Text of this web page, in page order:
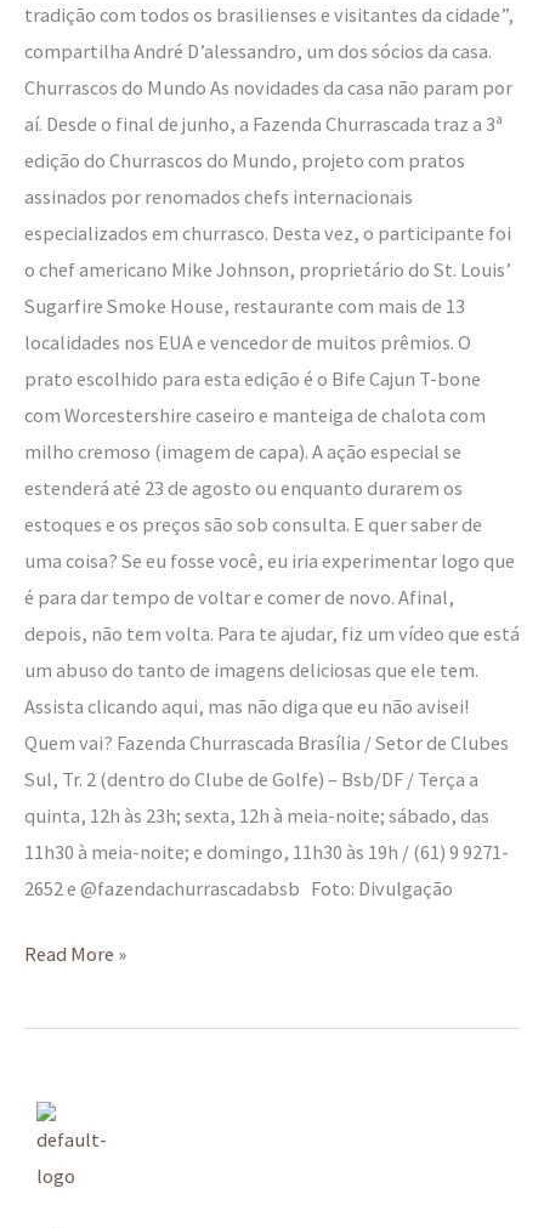
tradição com todos os brasilienses e visitantes da cidade”,
compartilha André D’alessandro, um dos sócios da casa.
Churrascos do Mundo As novidades da casa não param por
aí. Desde o final de junho, a Fazenda Churrascada traz a 3ª
edição do Churrascos do Mundo, projeto com pratos
assinados por renomados chefs internacionais
especializados em churrasco. Desta vez, o participante foi
o chef americano Mike Johnson, proprietário do St. Louis’
Sugarfire Smoke House, restaurante com mais de 13
localidades nos EUA e vencedor de muitos prêmios. O
prato escolhido para esta edição é o Bife Cajun T-bone
com Worcestershire caseiro e manteiga de chalota com
milho cremoso (imagem de capa). A ação especial se
estenderá até 23 de agosto ou enquanto durarem os
estoques e os preços são sob consulta. E quer saber de
uma coisa? Se eu fosse você, eu iria experimentar logo que
é para dar tempo de voltar e comer de novo. Afinal,
depois, não tem volta. Para te ajudar, fiz um vídeo que está
um abuso do tanto de imagens deliciosas que ele tem.
Assista clicando aqui, mas não diga que eu não avisei!
Quem vai? Fazenda Churrascada Brasília / Setor de Clubes
Sul, Tr. 2 (dentro do Clube de Golfe) – Bsb/DF / Terça a
quinta, 12h às 23h; sexta, 12h à meia-noite; sábado, das
11h30 à meia-noite; e domingo, 11h30 às 19h / (61) 9 9271-
2652 e @fazendachurrascadabsb Foto: Divulgação
Read More »